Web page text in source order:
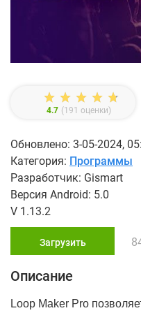
4.7 (191 оценки)
Обновлено: 3-05-2024,
Категория: Программы
Разработчик: Gismart
Версия Android: 5.0
V 1.13.2
Загрузить
Описание
Loop Maker Pro